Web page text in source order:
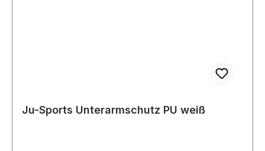
Ju-Sports Unterarmschutz PU weiß